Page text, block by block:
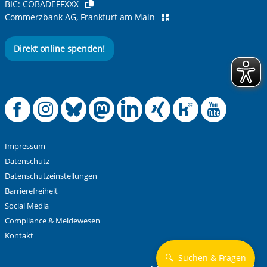
Ihre Nachricht*
Anti-Roboter-Verifizierung
Alle Informationen zum Schutz der Daten sind sind in
BIC: COBADEFFXXX
Commerzbank AG, Frankfurt am Main
Direkt online spenden!
Offizielle
Offizielle
Offizielle
Offizielle
Offizielle
Impressum
Datenschutz
Datenschutzeinstellungen
Barrierefreiheit
Social Media
Compliance & Meldewesen
Kontakt
🔍 Suchen & Fragen